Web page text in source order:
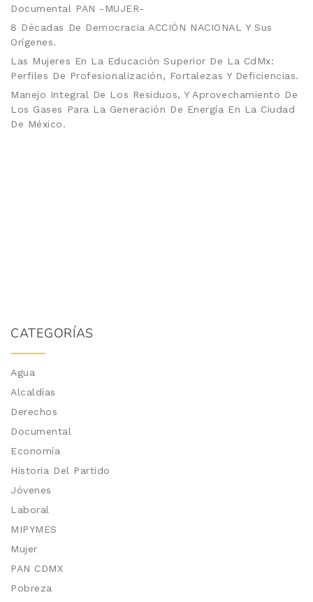
Documental PAN -MUJER-
8 Décadas De Democracia ACCIÓN NACIONAL Y Sus
Orígenes.
Las Mujeres En La Educación Superior De La CdMx:
Perfiles De Profesionalización, Fortalezas Y Deficiencias.
Manejo Integral De Los Residuos, Y Aprovechamiento De
Los Gases Para La Generación De Energía En La Ciudad
De México.
CATEGORÍAS
Agua
Alcaldías
Derechos
Documental
Economía
Historia Del Partido
Jóvenes
Laboral
MIPYMES
Mujer
PAN CDMX
Pobreza